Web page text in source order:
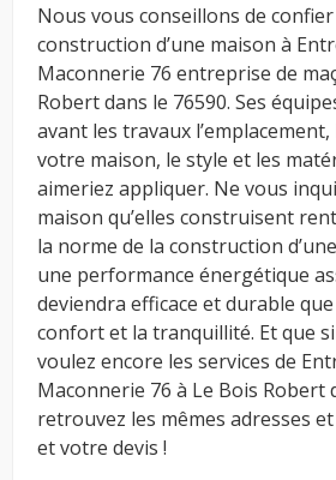
Nous vous conseillons de
construction d’une maison à
Maconnerie 76 entreprise de
Robert dans le 76590. Ses
avant les travaux
votre maison, le style et les
aimeriez appliquer. Ne vous
maison qu’elles construisent
la norme de la construction
une performance énergétique
deviendra efficace et durable
confort et la tranquillité. Et que
voulez encore les services de
Maconnerie 76 à Le Bois Robert
retrouvez les mêmes adresses
et votre devis !